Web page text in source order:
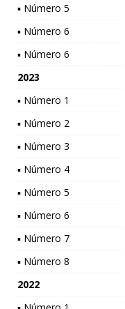
▪ Número 5
▪ Número 6
▪ Número 6
2023
▪ Número 1
▪ Número 2
▪ Número 3
▪ Número 4
▪ Número 5
▪ Número 6
▪ Número 7
▪ Número 8
2022